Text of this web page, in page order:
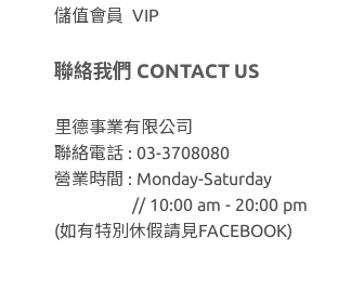
儲值會員 VIP
聯絡我們 CONTACT US
里德事業有限公司
聯絡電話 : 03-3708080
營業時間 : Monday-Saturday
// 10:00 am - 20:00 pm
(如有特別休假請見FACEBOOK)